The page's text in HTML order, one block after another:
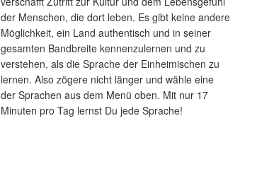
der Menschen, die dort leben. Es gibt keine andere
Möglichkeit, ein Land authentisch und in seiner
gesamten Bandbreite kennenzulernen und zu
verstehen, als die Sprache der Einheimischen zu
lernen. Also zögere nicht länger und wähle eine
der Sprachen aus dem Menü oben. Mit nur 17
Minuten pro Tag lernst Du jede Sprache!